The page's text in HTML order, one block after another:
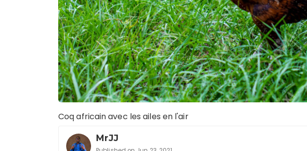
Coq africain avec les ailes en l'air
MrJJ